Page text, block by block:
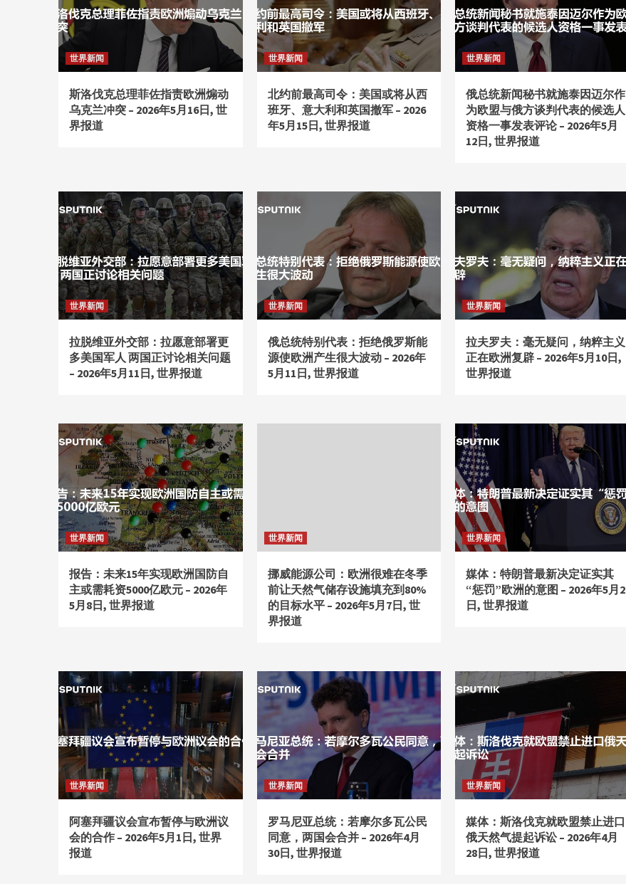
世界新闻
斯洛伐克总理菲佐指责欧洲煽动
乌克兰冲突 – 2026年5月16日, 世
界报道
世界新闻
北约前最高司令：美国或将从西
班牙、意大利和英国撤军 – 2026
年5月15日, 世界报道
世界新闻
俄总统新闻秘书就施泰因迈尔作
为欧盟与俄方谈判代表的候选人
资格一事发表评论 – 2026年5月
12日, 世界报道
世界新闻
拉脱维亚外交部：拉愿意部署更
多美国军人 两国正讨论相关问题
– 2026年5月11日, 世界报道
世界新闻
俄总统特别代表：拒绝俄罗斯能
源使欧洲产生很大波动 – 2026年
5月11日, 世界报道
世界新闻
拉夫罗夫：毫无疑问，纳粹主义
正在欧洲复辟 – 2026年5月10日,
世界报道
世界新闻
报告：未来15年实现欧洲国防自
主或需耗资5000亿欧元 – 2026年
5月8日, 世界报道
世界新闻
挪威能源公司：欧洲很难在冬季
前让天然气储存设施填充到80%
的目标水平 – 2026年5月7日, 世
界报道
世界新闻
媒体：特朗普最新决定证实其
“惩罚”欧洲的意图 – 2026年5月2
日, 世界报道
世界新闻
阿塞拜疆议会宣布暂停与欧洲议
会的合作 – 2026年5月1日, 世界
报道
世界新闻
罗马尼亚总统：若摩尔多瓦公民
同意，两国会合并 – 2026年4月
30日, 世界报道
世界新闻
媒体：斯洛伐克就欧盟禁止进口
俄天然气提起诉讼 – 2026年4月
28日, 世界报道